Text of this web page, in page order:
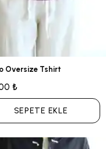
Oversize Tshirt
₺
SEPETE EKLE